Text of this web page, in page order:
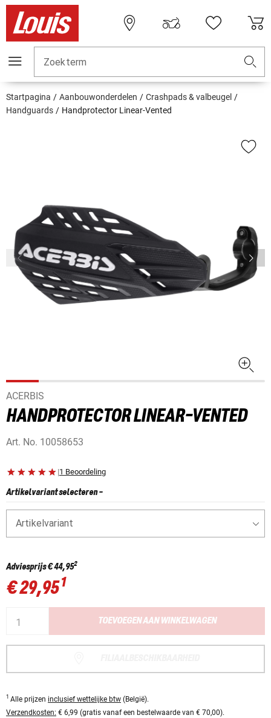
Zoekterm
Startpagina Aanbouwonderdelen
Crashpads & valbeugel
Handguards
Handprotector Linear-Vented
ACERBIS
HANDPROTECTOR LINEAR-VENTED
Art. No. 10058653
|1 Beoordeling
Artikelvariant selecteren-
Artikelvariant
Adviesprijs€ 44,952
€ 29,951
TOEVOEGEN AAN WINKELWAGEN
1 Alle prijzen inclusief wettelijke btw (België).
Verzendkosten: € 6,99 (gratis vanaf een bestelwaarde van € 70,00).